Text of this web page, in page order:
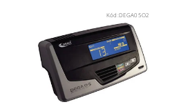
Kód:DEGA05O2